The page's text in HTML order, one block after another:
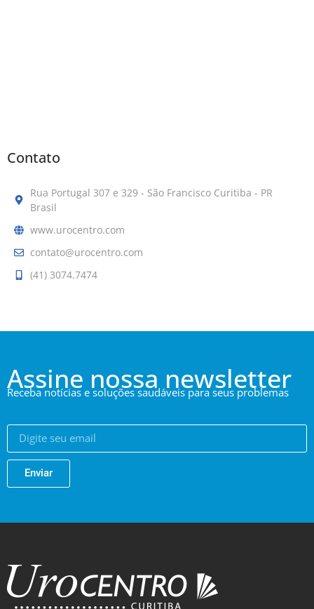
Contato
Rua Portugal 307 e 329 - São Francisco Curitiba - PR
Brasil
www.urocentro.com
contato@urocentro.com
(41) 3074.7474
Assine nossa newsletter
Receba notícias e soluções saudáveis para seus problemas
Enviar